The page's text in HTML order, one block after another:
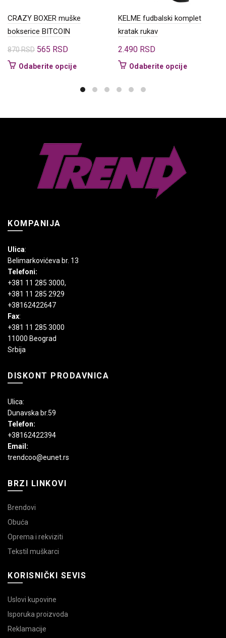
CRAZY BOXER muške
bokserice BITCOIN
870RSD Originalna
cena
565 RSDTrenutna
cena
565 RSD.
Odaberite opcijeOvaj
ima
biti
izabrane
na
stranici
proizvoda.
KELME fudbalski komplet
kratak rukav
2.490 RSD
Odaberite opcijeOvaj
KOMPANIJA
Ulica:
Belimarkovićeva br. 13
Telefoni:
+381 11 285 3000,
+381 11 285 2929
+38162422647
Fax:
+381 11 285 3000
11000 Beograd
Srbija
DISKONT PRODAVNICA
Ulica:
Dunavska br.59
Telefon:
+38162422394
Email:
trendcoo@eunet.rs
BRZI LINKOVI
Brendovi
Obuća
Oprema i rekviziti
Tekstil muškarci
KORISNIČKI SEVIS
Uslovi kupovine
Isporuka proizvoda
Reklamacije